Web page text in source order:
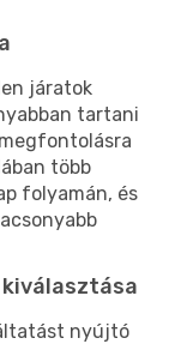
járatok
tartani
több
folyamán, és
nyújtó